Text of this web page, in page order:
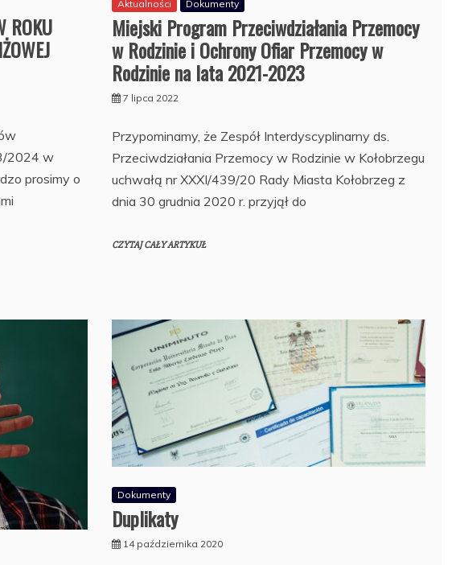
ROKU
2024 w
prosimy o
Aktualności Dokumenty
Miejski Program Przeciwdziałania Przemocy
w Rodzinie i Ochrony Ofiar Przemocy w
Rodzinie na lata 2021-2023
7 lipca 2022
Przypominamy, że Zespół Interdyscyplinarny ds.
Przeciwdziałania Przemocy w Rodzinie w Kołobrzegu
uchwałą nr XXXI/439/20 Rady Miasta Kołobrzeg z
dnia 30 grudnia 2020 r. przyjął do
CZYTAJ CAŁY ARTYKUŁ
Dokumenty
Duplikaty
14 października 2020